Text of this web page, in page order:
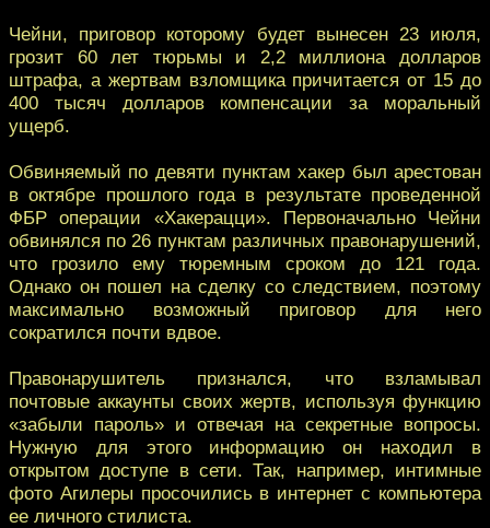
Чейни, приговор которому будет вынесен 23 июля,
грозит 60 лет тюрьмы и 2,2 миллиона долларов
штрафа, а жертвам взломщика причитается от 15 до
400 тысяч долларов компенсации за моральный
ущерб.
Обвиняемый по девяти пунктам хакер был арестован
в октябре прошлого года в результате проведенной
ФБР операции «Хакерацци». Первоначально Чейни
обвинялся по 26 пунктам различных правонарушений,
что грозило ему тюремным сроком до 121 года.
Однако он пошел на сделку со следствием, поэтому
максимально возможный приговор для него
сократился почти вдвое.
Правонарушитель признался, что взламывал
почтовые аккаунты своих жертв, используя функцию
«забыли пароль» и отвечая на секретные вопросы.
Нужную для этого информацию он находил в
открытом доступе в сети. Так, например, интимные
фото Агилеры просочились в интернет с компьютера
ее личного стилиста.